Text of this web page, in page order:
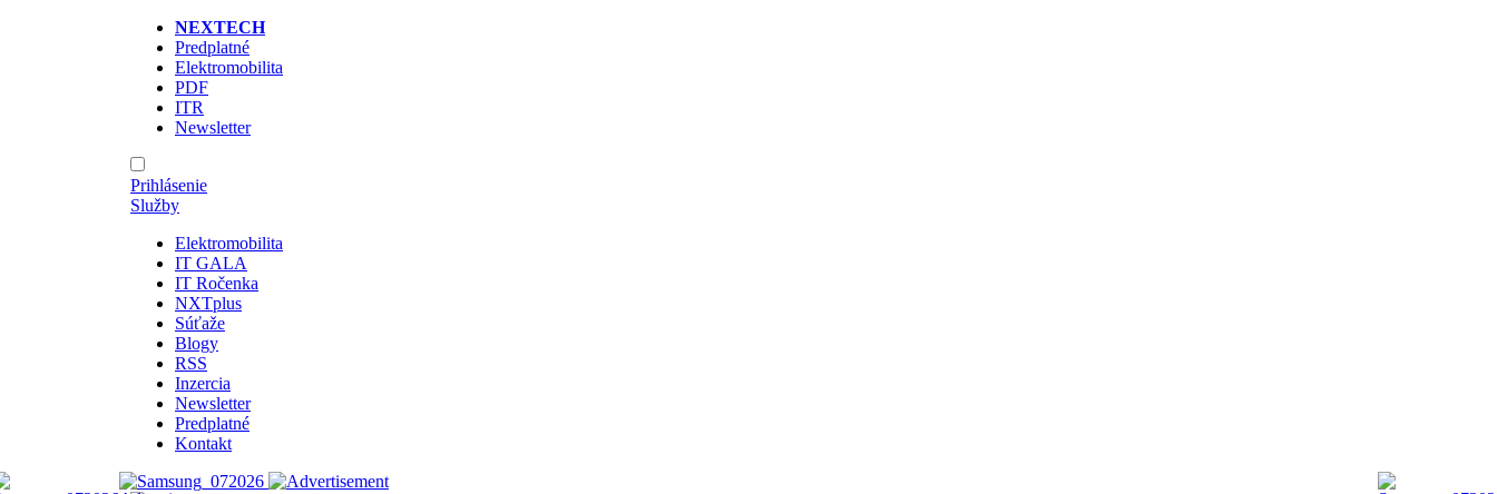
NEXTECH
Predplatné
Elektromobilita
PDF
ITR
Newsletter
Prihlásenie
Služby
Elektromobilita
IT GALA
IT Ročenka
NXTplus
Súťaže
Blogy
RSS
Inzercia
Newsletter
Predplatné
Kontakt